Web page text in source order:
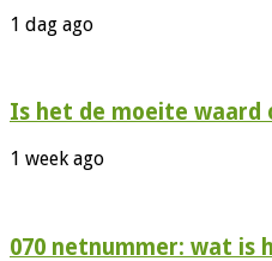
1 dag ago
Is het de moeite waard
1 week ago
070 netnummer: wat is